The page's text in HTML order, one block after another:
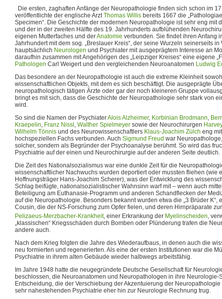
Die ersten, zaghaften Anfänge der Neuropathologie finden sich schon im
veröffentlichte der englische ArztThomas Willis bereits 1667 die
Specimen“. Die Geschichte der modernen Neuropathologie ist sehr eng mit
und der in der zweiten Hälfte des 19. Jahrhunderts aufblühenden
eigenen Mutterfaches und derAnatomie verbunden. Sie findet ihren Anfang
Jahrhundert mit dem sog. „Breslauer Kreis“, der seine Wurzeln seinerseits
hauptsächlich Neurologen und Psychiater mit ausgeprägtem Interesse an
daraufhin zusammen mit Angehörigen des „Leipziger Kreises“ eine eigene
Pathologen Carl Weigert und den vergleichenden Neuroanatomen Ludwig
Das besondere an der Neuropathologie ist auch die extreme Kleinheit
wissenschaftlichen Objekts, mit dem es sich beschäftigt. Die ausgeprägte
neuropathologisch tätigen Ärzte oder gar der noch kleineren Gruppe
bringt es mit sich, dass die Geschichte der Neuropathologie sehr stark von
wird.
So sind die Namen der PsychiaterAlois Alzheimer, Korbinian Brodmann,
Kraepelin, Franz Nissl , Walther Spielmeyer sowie der Neurochirurgen
Wilhelm Tönnis und des Neurowissenschaftlers Klaus-Joachim Zülch eng
hochspeziellen Fachs verbunden. Auch Sigmund Freud war
solcher, sondern als Begründer der Psychoanalyse berühmt. So wird das
Psychiatrie auf der einen und Neurochirurgie auf der anderen Seite deutlich.
Die Zeit des Nationalsozialismus war eine dunkle Zeit für die
wissenschaftlicher Nachwuchs wurden deportiert oder mussten fliehen (wie
Hoffnungsträger Hans-Joachim Scherer), was der Entwicklung des
Schlag beifügte, nationalsozialistischer Wahnsinn warf mit – wenn auch
Beteiligung am Euthanasie-Programm und anderen Schandflecken der
auf die Neuropathologie. Besonders bekannt wurden etwa die „3 Brüder K“,
Cousin, die der NS-Forschung zum Opfer fielen, und deren Hirnpräparate
Pelizaeus-Merzbacher-Krankheit, einer Erkrankung der Myelinscheiden,
„klassischen“ Kriegsschäden durch Bomben oder Plünderung trafen die
andere auch.
Nach dem Krieg folgten die Jahre des Wiederaufbaus, in denen auch die
neu formierten und regenerierten. Als eine der ersten Institutionen war die
Psychiatrie in ihrem alten Gebäude wieder halbwegs arbeitsfähig.
Im Jahre 1948 hatte die neugegründete Deutsche Gesellschaft für
beschlossen, die Neuroanatomen und Neuropathologen in ihre Neurologie-
Entscheidung, die der Verschiebung der Akzentuierung der
sehr nahestehenden Psychiatrie eher hin zur Neurologie Rechnung trug.